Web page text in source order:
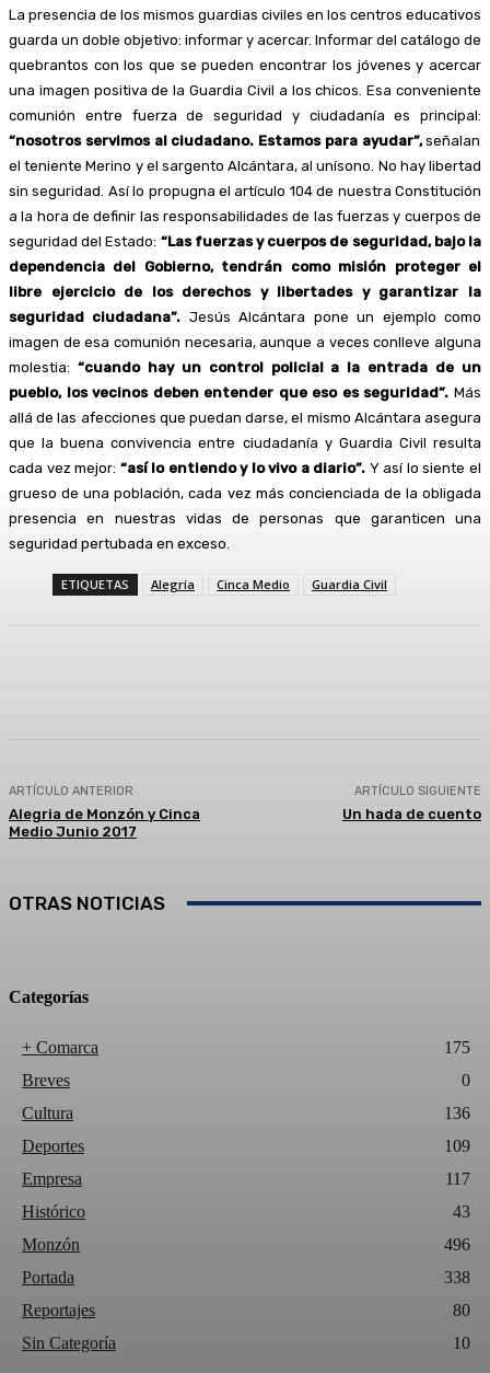
La presencia de los mismos guardias civiles en los centros educativos
guarda un doble objetivo: informar y acercar. Informar del catálogo de
quebrantos con los que se pueden encontrar los jóvenes y acercar
una imagen positiva de la Guardia Civil a los chicos. Esa conveniente
comunión entre fuerza de seguridad y ciudadanía es principal:
“nosotros servimos al ciudadano. Estamos para ayudar”,señalan
el teniente Merino y el sargento Alcántara, al unísono. No hay libertad
sin seguridad. Así lo propugna el artículo 104 de nuestra Constitución
a la hora de definir las responsabilidades de las fuerzas y cuerpos de
seguridad del Estado: “Las fuerzas y cuerpos de seguridad, bajo la
dependencia del Gobierno, tendrán como misión proteger el
libre ejercicio de los derechos y libertades y garantizar la
seguridad ciudadana”. Jesús Alcántara pone un ejemplo como
imagen de esa comunión necesaria, aunque a veces conlleve alguna
molestia: “cuando hay un control policial a la entrada de un
pueblo, los vecinos deben entender que eso es seguridad”. Más
allá de las afecciones que puedan darse, el mismo Alcántara asegura
que la buena convivencia entre ciudadanía y Guardia Civil resulta
cada vez mejor: “así lo entiendo y lo vivo a diario”. Y así lo siente el
grueso de una población, cada vez más concienciada de la obligada
presencia en nuestras vidas de personas que garanticen una
seguridad pertubada en exceso.
ETIQUETAS Alegría Cinca Medio Guardia Civil
ARTÍCULO ANTERIOR
Alegria de Monzón y Cinca
Medio Junio 2017
ARTÍCULO SIGUIENTE
Un hada de cuento
OTRAS NOTICIAS
Categorías
+ Comarca
175
Breves
0
Cultura
136
Deportes
109
Empresa
117
Histórico
43
Monzón
496
Portada
338
Reportajes
80
Sin Categoría
10